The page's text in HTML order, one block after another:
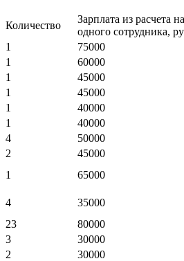
Количество
Зарплата из расчета на
одного сотрудника,
1
75000
1
60000
1
45000
1
45000
1
40000
1
40000
4
50000
2
45000
1
65000
4
35000
23
80000
3
30000
2
30000